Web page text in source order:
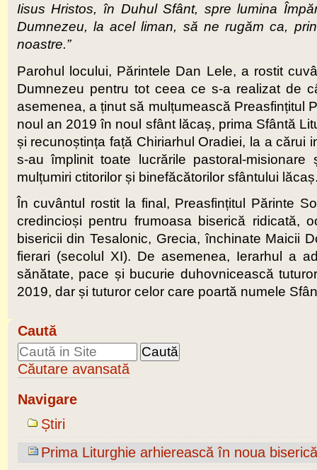
Iisus Hristos, în Duhul Sfânt, spre lumina
Dumnezeu, la acel liman, să ne rugăm ca,
noastre.”
Parohul locului, Părintele Dan Lele, a rostit
Dumnezeu pentru tot ceea ce s-a realizat de
asemenea, a ținut să mulțumească Preasfințitul
noul an 2019 în noul sfânt lăcaș, prima Sfântă
și recunoștința față Chiriarhul Oradiei, la a cărui
s-au împlinit toate lucrările pastoral-
mulțumiri ctitorilor și binefăcătorilor sfântului
În cuvântul rostit la final, Preasfințitul Părinte
credincioși pentru frumoasa biserică ridicată,
bisericii din Tesalonic, Grecia, închinate Maicii
fierari (secolul XI). De asemenea, Ierarhul a
sănătate, pace și bucurie duhovnicească
2019, dar și tuturor celor care poartă numele
Caută
Căutare avansată
Navigare
Știri
Prima Liturghie arhierească în noua